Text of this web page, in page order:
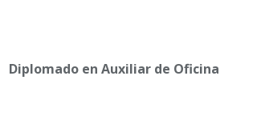
Diplomado en Auxiliar de Oficina